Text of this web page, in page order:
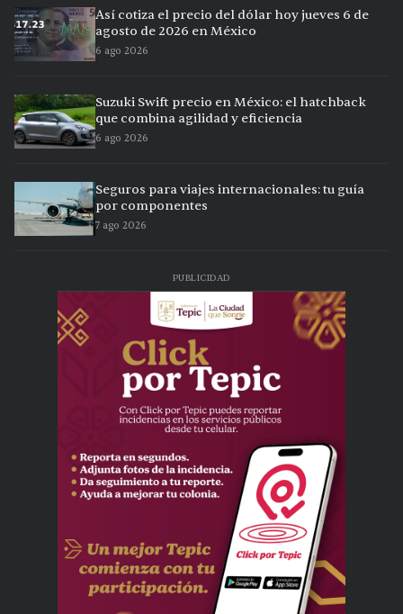
Así cotiza el precio del dólar hoy jueves 6 de
agosto de 2026 en México
6 ago 2026
Suzuki Swift precio en México: el hatchback
que combina agilidad y eficiencia
6 ago 2026
Seguros para viajes internacionales: tu guía
por componentes
7 ago 2026
PUBLICIDAD